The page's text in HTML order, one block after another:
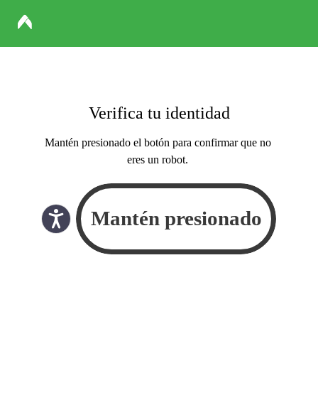
Verifica tu identidad
Mantén presionado el botón para confirmar que no
eres un robot.